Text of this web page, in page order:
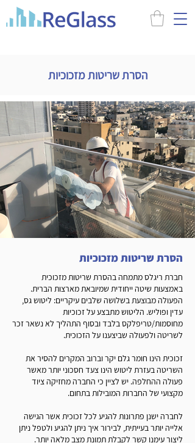
הסרת שריטות מזכוכיות
הסרת שריטות מזכוכיות
חברת ריגלס מתמחה בהסרת שריטות מזכוכית
באמצעות שיטה ייחודית שמיובאת מארצות הברית.
הפעולה מבוצעת בשלושה שלבים עיקריים: ליטוש גס,
עדין ופוליש. הליטוש מתבצע על זכוכיות
מחוסמות/טריפלקס בלבד ובסוף התהליך לא נשאר זכר
לשריטה ולפעולה שביצענו על הזכוכית.
זכוכית הינו חומר גלם יקר וברוב המקרים להסיר את
השריטה בעזרת ליטוש הינו צעד חסכוני יותר מאשר
פעולה ההחלפה. יש לציין כי החברה מחזיקה ציוד
מקצועי של החברות המובילות בתחום.
לחברה ישנן פתרונות להגיע לכל זכוכית אשר הגישה
אלייה יותר בעייתית, לבירור איך ניתן להגיע ולטפל ניתן
ליצור עימנו קשר לקבלת תמונת מצב מלאה יותר.